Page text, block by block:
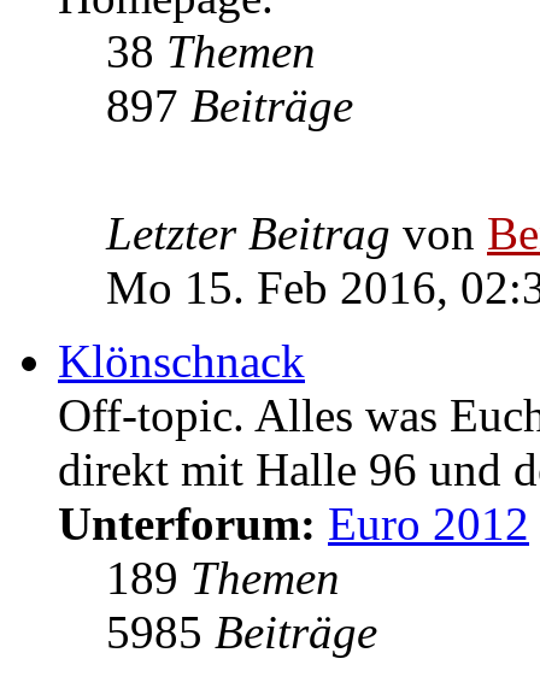
38 Themen
897 Beiträge
Letzter Beitrag von
Mo 15. Feb 2016,
Klönschnack
Off-topic. Alles was
direkt mit Halle 96 und
Unterforum: Euro 2012
189 Themen
5985 Beiträge